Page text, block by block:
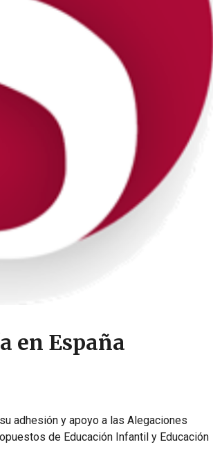
en España
adhesión y apoyo a las Alegaciones
de Educación Infantil y Educación